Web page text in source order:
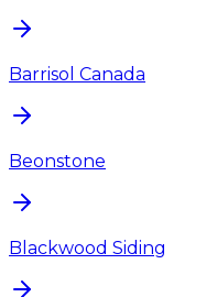
Barrisol Canada
Beonstone
Blackwood Siding